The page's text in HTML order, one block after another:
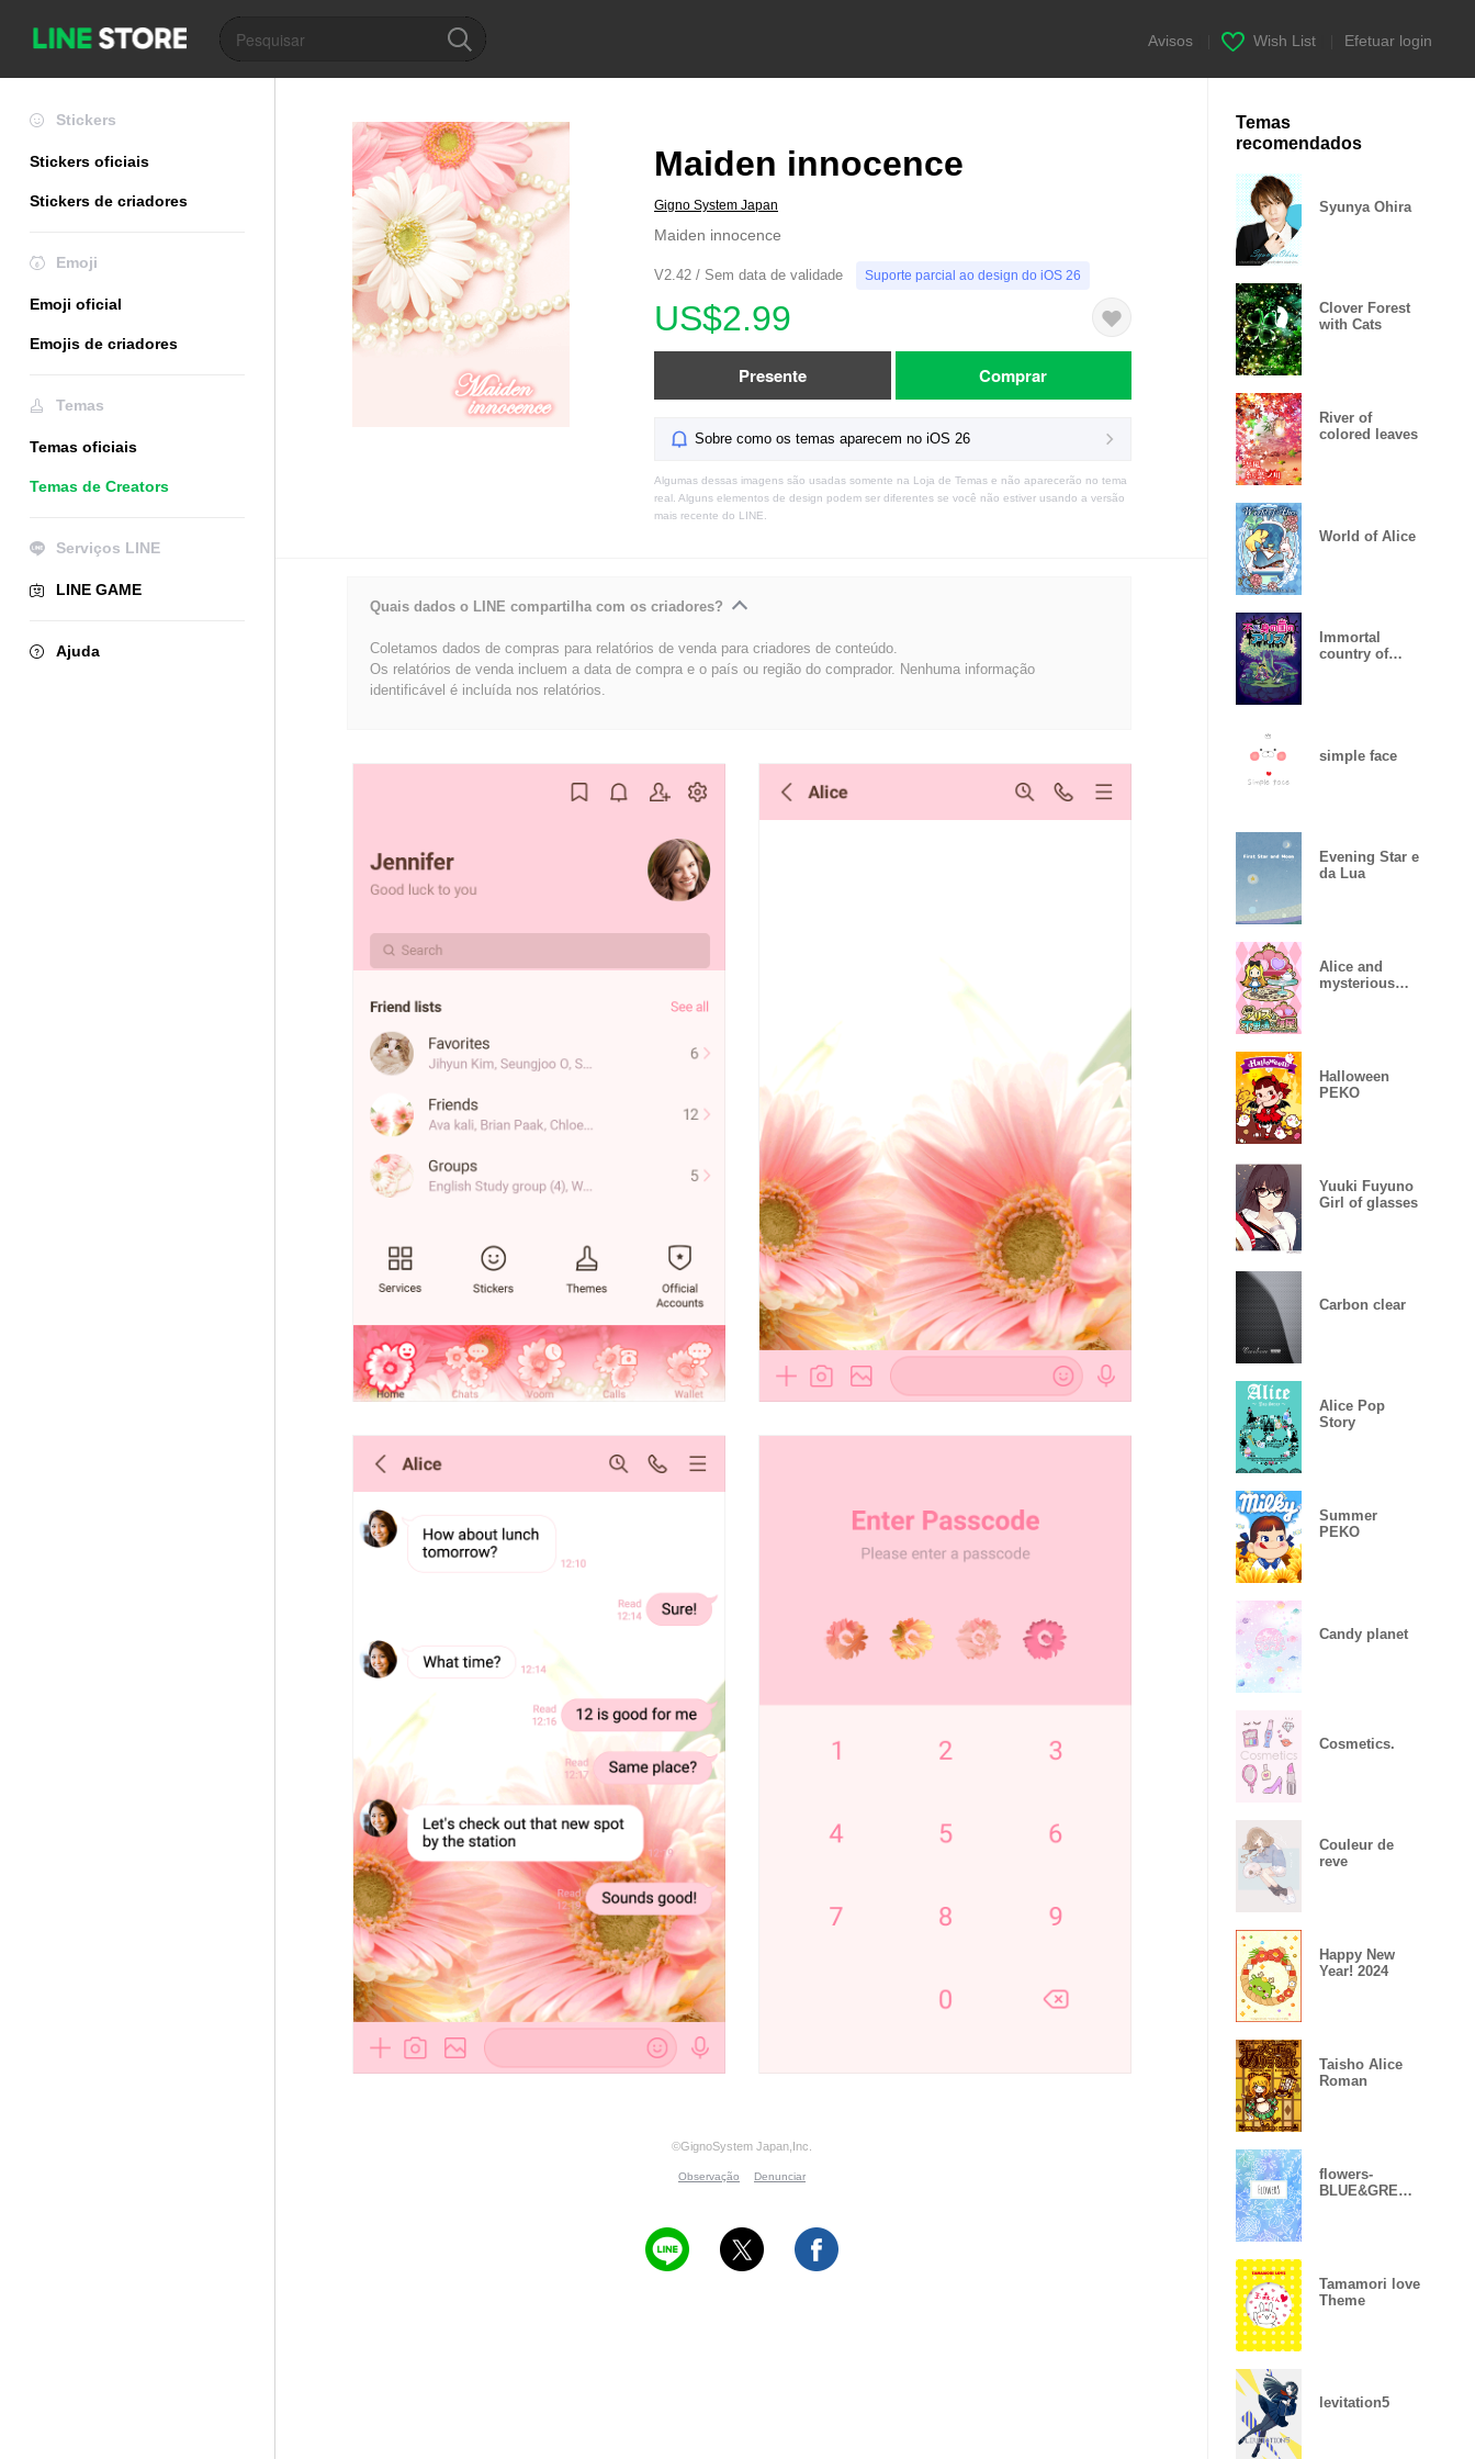
Avisos Wish List Efetuar login
Stickers
Stickers oficiais
Stickers de criadores
Emoji
Emoji oficial
Emojis de criadores
Temas
Temas oficiais
Temas de Creators
Serviços LINE
LINE GAME
Ajuda
Maiden innocence
Gigno System Japan
Maiden innocence
V2.42 / Sem data de validade Suporte parcial ao design do iOS 26
US$2.99
Presente Comprar
Sobre como os temas aparecem no iOS 26
Algumas dessas imagens são usadas somente na Loja de Temas e não aparecerão no tema
real. Alguns elementos de design podem ser diferentes se você não estiver usando a versão
mais recente do LINE.
Quais dados o LINE compartilha com os criadores?
Coletamos dados de compras para relatórios de venda para criadores de conteúdo.
Os relatórios de venda incluem a data de compra e o país ou região do comprador. Nenhuma informação
identificável é incluída nos relatórios.
©GignoSystem Japan,Inc.
Observação Denunciar
Temas
recomendados
Syunya Ohira
Clover Forest
with Cats
River of
colored leaves
World of Alice
Immortal
country of
simple face
Evening Star e
da Lua
Alice and
mysterious
Halloween
PEKO
Yuuki Fuyuno
Girl of glasses
Carbon clear
Alice Pop
Story
Summer
PEKO
Candy planet
Cosmetics.
Couleur de
reve
Happy New
Year! 2024
Taisho Alice
Roman
flowers-
BLUE&GREEN
Tamamori love
Theme
levitation5